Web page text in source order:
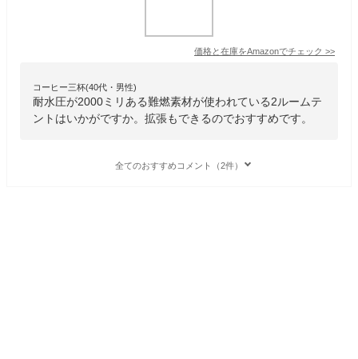
価格と在庫をAmazonでチェック >>
コーヒー三杯(40代・男性)
耐水圧が2000ミリある難燃素材が使われている2ルームテ
ントはいかがですか。拡張もできるのでおすすめです。
全てのおすすめコメント（2件）